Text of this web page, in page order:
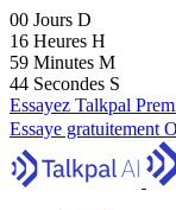
00 Jours D
16 Heures H
59 Minutes M
43 Secondes S
Essayez Talkpal
Essaye gratuitement